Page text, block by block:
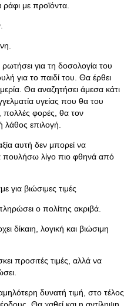
με προϊόντα.
για τη δοσολογία του
για το παιδί του. Θα έρθει
Θα αναζητήσει άμεσα κάτι
υγείας που θα του
πολλές φορές, θα τον
επιλογή.
αυτή δεν μπορεί να
πουλήσω λίγο πιο φθηνά από
για βιώσιμες τιμές
ο πολίτης ακριβά.
δίκαιη, λογική και βιώσιμη
προσιτές τιμές, αλλά να
δυνατή τιμή, στο τέλος